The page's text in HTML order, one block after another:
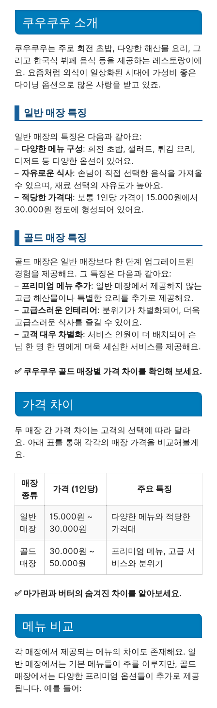
쿠우쿠우 소개
쿠우쿠우는 주로 회전 초밥, 다양한 해산물 요리, 그
리고 한국식 뷔페 음식 등을 제공하는 레스토랑이에
요. 요즘처럼 외식이 일상화된 시대에 가성비 좋은
다이닝 옵션으로 많은 사랑을 받고 있죠.
일반 매장 특징
일반 매장의 특징은 다음과 같아요:
– 다양한 메뉴 구성: 회전 초밥, 샐러드, 튀김 요리,
디저트 등 다양한 옵션이 있어요.
– 자유로운 식사: 손님이 직접 선택한 음식을 가져올
수 있으며, 재료 선택의 자유도가 높아요.
– 적당한 가격대 : 보통 1인당 가격이 15.000원에서
30.000원 정도에 형성되어 있어요.
골드 매장 특징
골드 매장은 일반 매장보다 한 단계 업그레이드된
경험을 제공해요. 그 특징은 다음과 같아요:
– 프리미엄 메뉴 추가: 일반 매장에서 제공하지 않는
고급 해산물이나 특별한 요리를 추가로 제공해요.
– 고급스러운 인테리어 : 분위기가 차별화되어, 더욱
고급스러운 식사를 즐길 수 있어요.
– 고객 대우 차별화: 서비스 인원이 더 배치되어 손
님 한 명 한 명에게 더욱 세심한 서비스를 제공해요.
✅ 쿠우쿠우 골드 매장별 가격 차이를 확인해 보세요.
가격 차이
두 매장 간 가격 차이는 고객의 선택에 따라 달라
요. 아래 표를 통해 각각의 매장 가격을 비교해볼게
요.
매장
종류
가격 (1인당) 주요 특징
일반
매장
15.000원 ~
30.000원
다양한 메뉴와 적당한
가격대
골드
매장
30.000원 ~
50.000원
프리미엄 메뉴, 고급 서
비스와 분위기
✅ 마가린과 버터의 숨겨진 차이를 알아보세요.
메뉴 비교
각 매장에서 제공되는 메뉴의 차이도 존재해요. 일
반 매장에서는 기본 메뉴들이 주를 이루지만, 골드
매장에서는 다양한 프리미엄 옵션들이 추가로 제공
됩니다. 예를 들어: